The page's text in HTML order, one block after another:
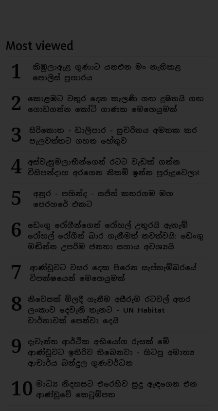
Most viewed
1
කිඹුලාඇළ ගුණාට යනඑන මං නැතිකළ
පොලිස් ප්‍රහාරය
2
කොළඹට වතුර දෙන කැලණි ගඟ දුෂිතයි ගඟ
ගොඩගන්න කෝටි ගාණක මෙහෙයුමක්
3
සිරිකොත - ඩාලිපාර - සුචරිතය අමතක කර
පැලවත්තට ගහන හේතුව
4
අස්වැසුමලාභීන්ගෙන් රටට වැඩක් ගන්න
විසිපන්දාහ අරගෙන නිකම් ඉන්න පුරුදුවෙලා!
5
අනුර - පහින්ද - සජිත් කතරගම මහ
පෙරහරේ එකට
6
ඩෙංගු රෝගීන්ගෙන් රෝහල් උතුරයි ඇතැම්
රෝහල් රෝගීන් බාර ගැනීමත් නවත්වයි: ඩෙංගු
මඬින්න උපරිම ජනතා සහාය අවශ්‍යයි
7
ආණ්ඩුවට වසර දෙක පිරෙන සැප්තැම්බරයේ
විපක්ෂයෙන් මෙහෙයුමක්
8
නිවෙසක් මිලදී ගැනීම අසීරුම රටවල් අතර
ලංකාව දෙවැනි තැනට - UN Habitat
වාර්තාවක් පෙන්වා දෙයි
9
දැවැන්ත ආර්ථික අභියෝග රුසක් මේ
ආණ්ඩුවට ඉතිරිව තිබෙනවා - හිටපු අමාත්‍ය
ආචාර්ය බන්දුල ගුණවර්ධන
10 මාධ්‍ය නිදහසට එරෙහිව සුදු ඇඳගෙන එන
ආණ්ඩුවේ කෙටුම්පත